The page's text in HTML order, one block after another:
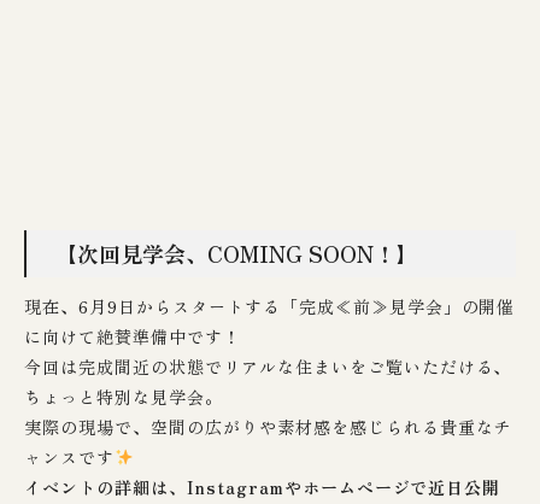
【次回見学会、COMING SOON！】
現在、6月9日からスタートする「完成≪前≫見学会」の開催
に向けて絶賛準備中です！
今回は完成間近の状態でリアルな住まいをご覧いただける、
ちょっと特別な見学会。
実際の現場で、空間の広がりや素材感を感じられる貴重なチ
ャンスです
イベントの詳細は、Instagramやホームページで近日公開